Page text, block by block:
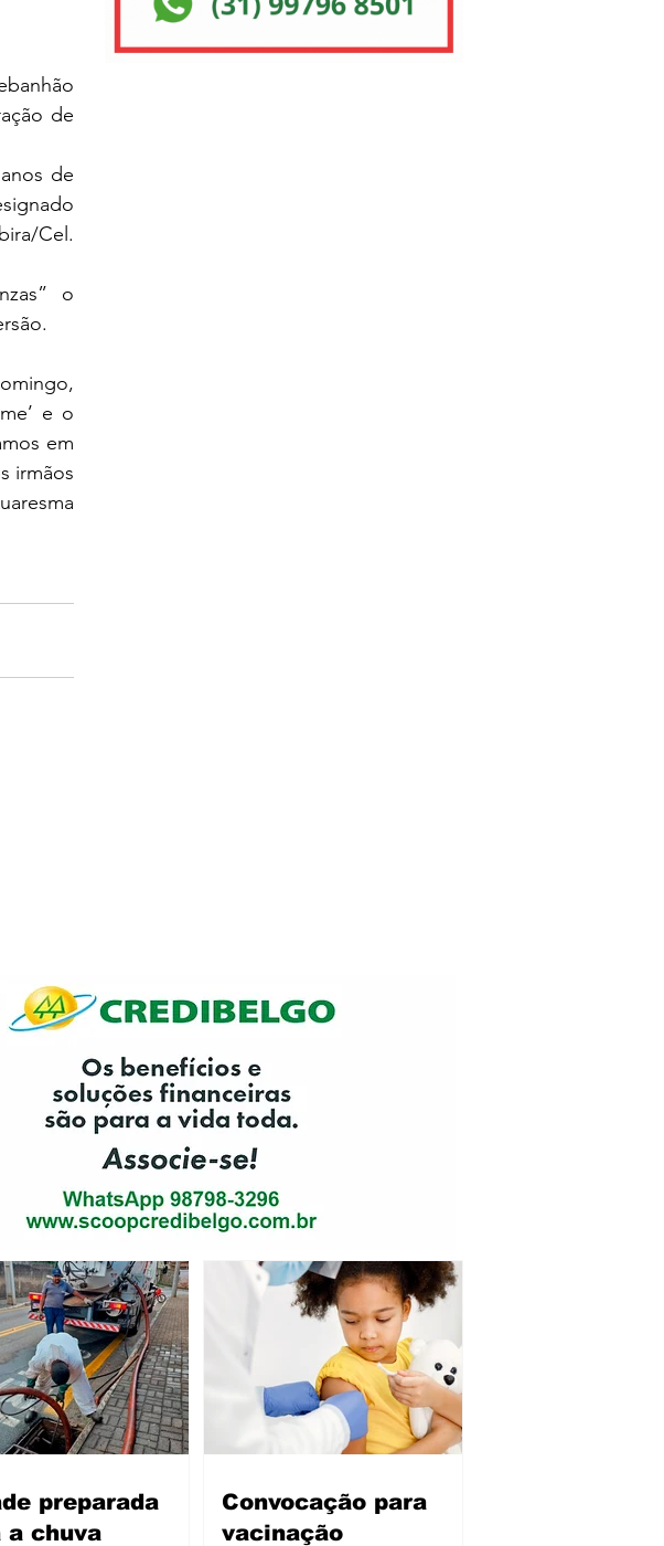
de
de
Cel.
o
e o
em
irmãos
preparada
a chuva
Convocação para
vacinação